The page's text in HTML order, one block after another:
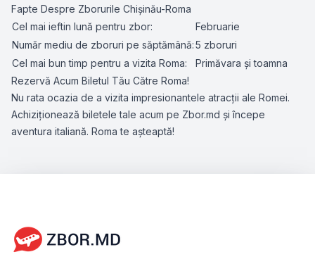
Fapte Despre Zborurile Chișinău-Roma
Cel mai ieftin lună pentru zbor:
Februarie
Număr mediu de zboruri pe săptămână:5 zboruri
Cel mai bun timp pentru a vizita Roma:
Primăvara și toamna
Rezervă Acum Biletul Tău Către Roma!
Nu rata ocazia de a vizita impresionantele atracții ale Romei.
Achiziționează biletele tale acum pe Zbor.md și începe
aventura italiană. Roma te așteaptă!